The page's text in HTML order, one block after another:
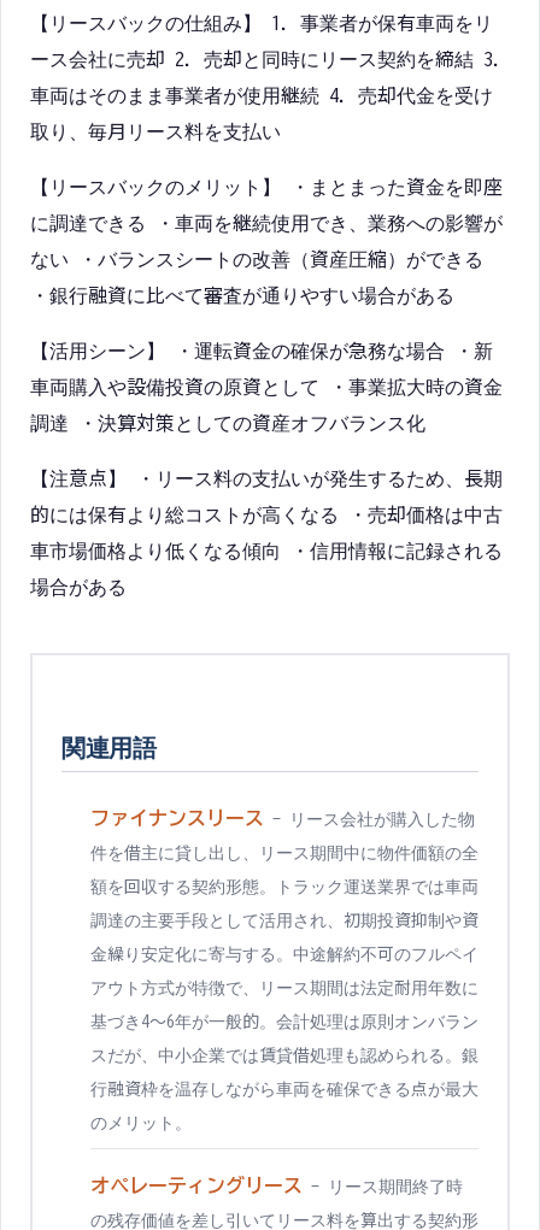
【リースバックの仕組み】 1. 事業者が保有車両をリ
ース会社に売却 2. 売却と同時にリース契約を締結 3.
車両はそのまま事業者が使用継続 4. 売却代金を受け
取り、毎月リース料を支払い
【リースバックのメリット】 ・まとまった資金を即座
に調達できる ・車両を継続使用でき、業務への影響が
ない ・バランスシートの改善（資産圧縮）ができる
・銀行融資に比べて審査が通りやすい場合がある
【活用シーン】 ・運転資金の確保が急務な場合 ・新
車両購入や設備投資の原資として ・事業拡大時の資金
調達 ・決算対策としての資産オフバランス化
【注意点】 ・リース料の支払いが発生するため、長期
的には保有より総コストが高くなる ・売却価格は中古
車市場価格より低くなる傾向 ・信用情報に記録される
場合がある
関連用語
ファイナンスリース -
リース会社が購入した物
件を借主に貸し出し、リース期間中に物件価額の全
額を回収する契約形態。トラック運送業界では車両
調達の主要手段として活用され、初期投資抑制や資
金繰り安定化に寄与する。中途解約不可のフルペイ
アウト方式が特徴で、リース期間は法定耐用年数に
基づき4〜6年が一般的。会計処理は原則オンバラン
スだが、中小企業では賃貸借処理も認められる。銀
行融資枠を温存しながら車両を確保できる点が最大
のメリット。
オペレーティングリース -
リース期間終了時
の残存価値を差し引いてリース料を算出する契約形